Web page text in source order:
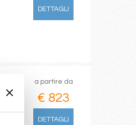
DETTAGLI
a partire da
€ 823
DETTAGLI